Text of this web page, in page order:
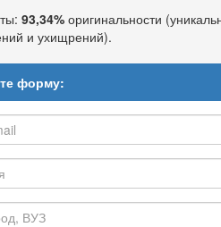
93,34% оригинальности
и ухищрений).
форму: